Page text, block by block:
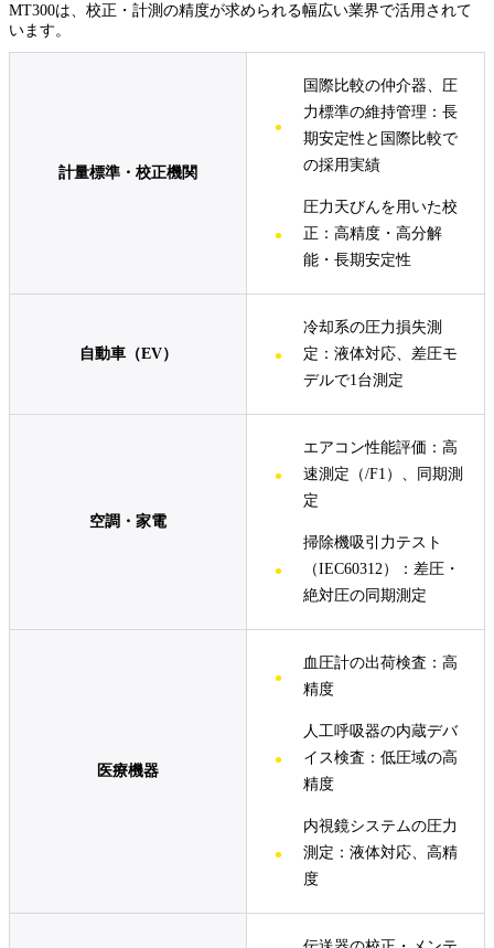
MT300は、校正・計測の精度が求められる幅広い業界で活用されて
います。
計量標準・校正機関
国際比較の仲介器、圧
力標準の維持管理：長
期安定性と国際比較で
の採用実績
圧力天びんを用いた校
正：高精度・高分解
能・長期安定性
自動車（EV）
冷却系の圧力損失測
定：液体対応、差圧モ
デルで1台測定
空調・家電
エアコン性能評価：高
速測定（/F1）、同期測
定
掃除機吸引力テスト
（IEC60312）：差圧・
絶対圧の同期測定
医療機器
血圧計の出荷検査：高
精度
人工呼吸器の内蔵デバ
イス検査：低圧域の高
精度
内視鏡システムの圧力
測定：液体対応、高精
度